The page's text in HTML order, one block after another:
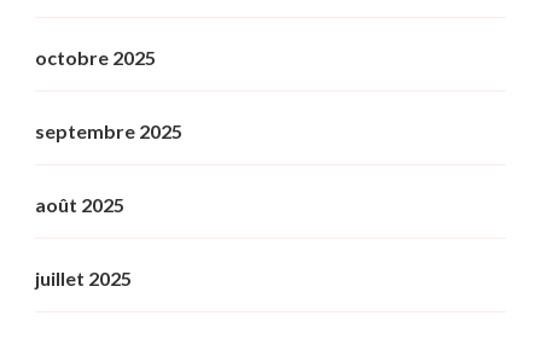
octobre 2025
septembre 2025
août 2025
juillet 2025